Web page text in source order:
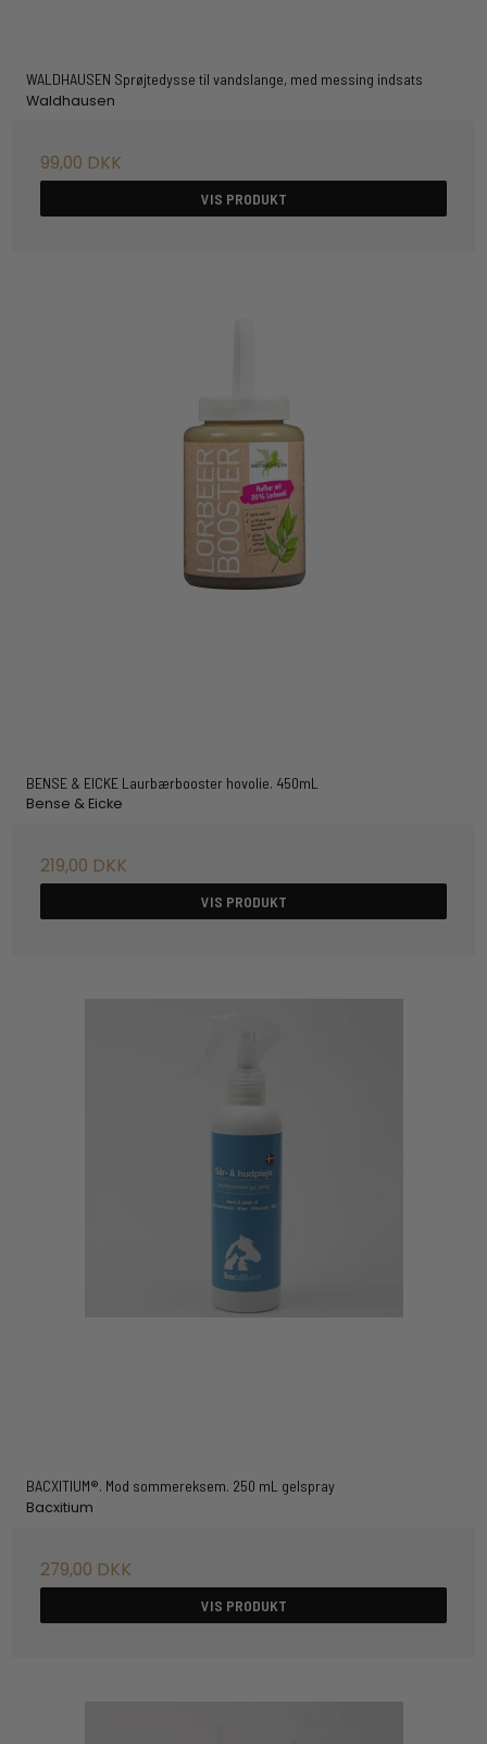
WALDHAUSEN Sprøjtedysse til vandslange, med messing indsats
Waldhausen
99,00 DKK
VIS PRODUKT
BENSE & EICKE Laurbærbooster hovolie. 450mL
Bense & Eicke
219,00 DKK
VIS PRODUKT
BACXITIUM®. Mod sommereksem. 250 mL gelspray
Bacxitium
279,00 DKK
VIS PRODUKT